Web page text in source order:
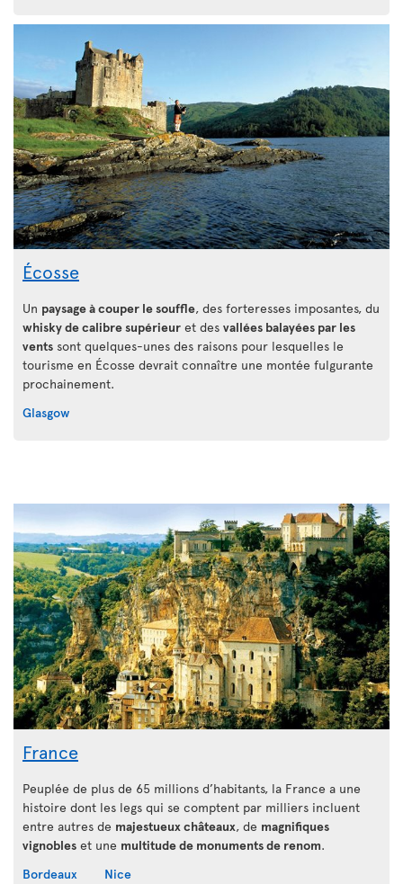
Écosse
Un paysage à couper le souffle, des forteresses imposantes, du
whisky de calibre supérieur et des vallées balayées par les
vents sont quelques-unes des raisons pour lesquelles le
tourisme en Écosse devrait connaître une montée fulgurante
prochainement.
Glasgow
France
Peuplée de plus de 65 millions d’habitants, la France a une
histoire dont les legs qui se comptent par milliers incluent
entre autres de majestueux châteaux, de magnifiques
vignobles et une multitude de monuments de renom.
Bordeaux
Nice